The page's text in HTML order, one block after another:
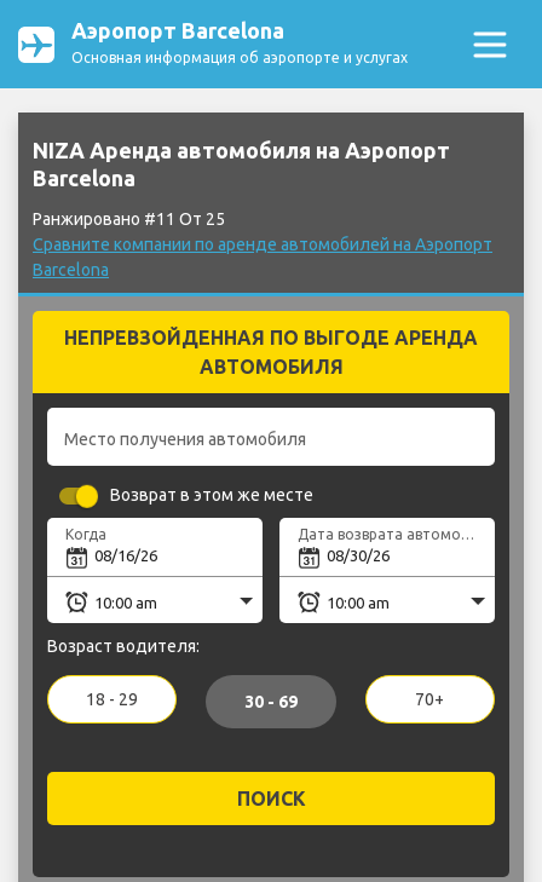
Аэропорт Barcelona
Основная информация об аэропорте и услугах
NIZA Аренда автомобиля на Аэропорт
Barcelona
Ранжировано #11 От 25
Сравните компании по аренде автомобилей на Аэропорт
Barcelona
НЕПРЕВЗОЙДЕННАЯ ПО ВЫГОДЕ АРЕНДА
АВТОМОБИЛЯ
Место получения автомобиля
Возврат в этом же месте
Когда Дата возврата автомобиля
Возраст водителя:
18 - 29 30 - 69 70+
ПОИСК